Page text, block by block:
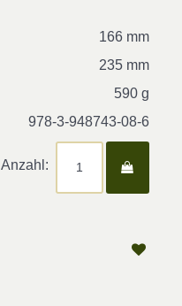
166 mm
235 mm
590 g
978-3-948743-08-6
Anzahl: